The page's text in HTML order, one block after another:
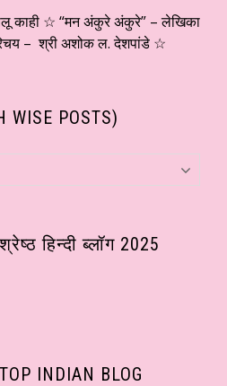
काही ☆ “मन अंकुरे अंकुरे” – लेखिका
– श्री अशोक ल. देशपांडे ☆
WISE POSTS)
हिन्दी ब्लॉग 2025
INDIAN BLOG